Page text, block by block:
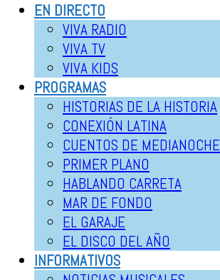
EN DIRECTO
VIVA RADIO
VIVA TV
VIVA KIDS
PROGRAMAS
HISTORIAS DE LA HISTORIA
CONEXIÓN LATINA
CUENTOS DE MEDIANOCHE
PRIMER PLANO
HABLANDO CARRETA
MAR DE FONDO
EL GARAJE
EL DISCO DEL AÑO
INFORMATIVOS